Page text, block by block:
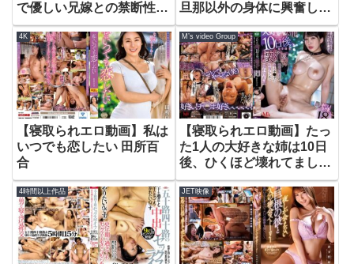
で優しい兄嫁との禁断性行
為 其の二 夏川あゆみ
旦那以外の身体に興奮して
ドエロい本性さらけ出しち
ゃいました！ 西野絵美
4K
【寝取られエロ動画】私は
いつでも恋したい 田所百
合
M’s video Group
【寝取られエロ動画】たっ
た1人の大好きな姉は10日
後、ひくほど壊れてまし
た。 俺の身代わりのつも
りがセックスが好き過ぎて
絶倫極道の極太チ〇ポに即
堕ちした隠れ淫乱姉 弥生
みづき
4時間以上作品 JET映像